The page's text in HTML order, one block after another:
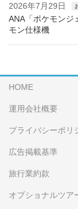
2026年7月29日
ANA「ポケモンジ
モン仕様機
HOME
運用会社概要
プライバシーポリ
広告掲載基準
旅行業約款
オプショナルツア